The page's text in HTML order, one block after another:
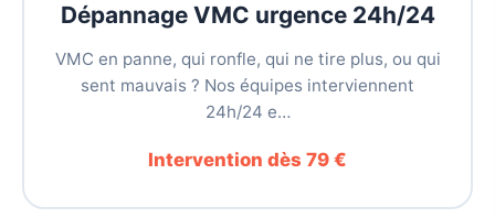
Dépannage VMC urgence 24h/24
VMC en panne, qui ronfle, qui ne tire plus, ou qui
sent mauvais ? Nos équipes interviennent
24h/24 e…
Intervention dès 79 €